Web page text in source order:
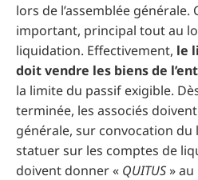
lors de l’assemblée générale.
important, principal tout au
liquidation. Effectivement, le
doit vendre les biens de
la limite du passif exigible.
terminée, les associés
générale, sur convocation du
statuer sur les comptes de
doivent donner « QUITUS» au